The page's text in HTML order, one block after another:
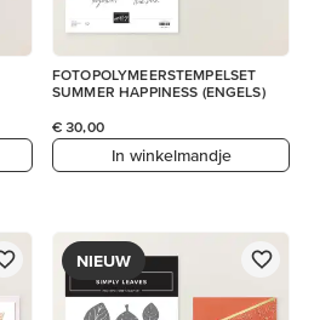
FOTOPOLYMEERSTEMPELSET
SUMMER HAPPINESS (ENGELS)
€ 30,00
In winkelmandje
NIEUW